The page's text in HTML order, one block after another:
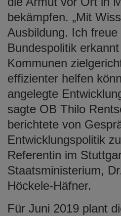
bekämpfen. „Mit
Ausbildung. Ich
Bundespolitik
Kommunen
effizienter helfen
angelegte
sagte OB Thilo
berichtete von
Entwicklungspolitik
Referentin im
Staatsministerium,
Höckele-Häfner.
Für Juni 2019 plant